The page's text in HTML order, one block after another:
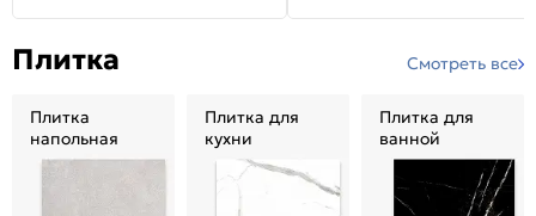
Плитка Смотреть все
Плитка
напольная
Плитка для
кухни
Плитка для
ванной